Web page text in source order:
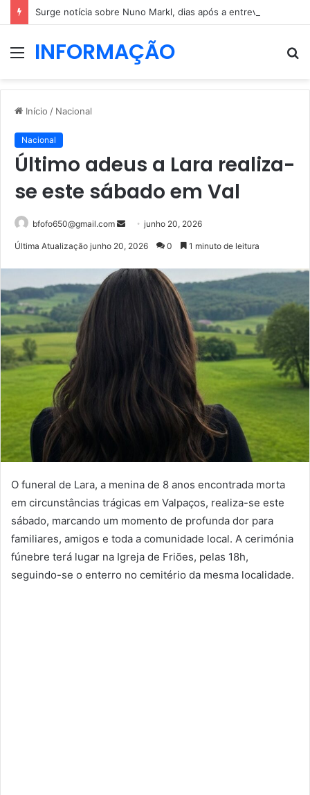
MenuINFORMAÇÃO
Início / Nacional
Nacional
Último adeus a Lara realiza-
se este sábado em Val
bfofo650@gmail.com
Mande
mail
junho 20, 2026
Última Atualização junho 20, 2026 0 1 minuto de leitura
O funeral de Lara, a menina de 8 anos encontrada morta
em circunstâncias trágicas em Valpaços, realiza-se este
sábado, marcando um momento de profunda dor para
familiares, amigos e toda a comunidade local. A cerimónia
fúnebre terá lugar na Igreja de Friões, pelas 18h,
seguindo-se o enterro no cemitério da mesma localidade.